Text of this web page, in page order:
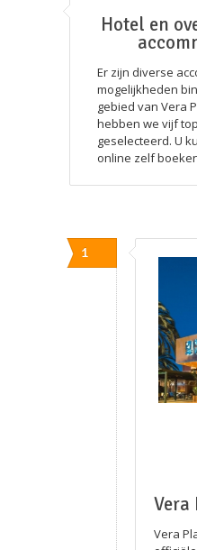
Hotel en
Er zijn diverse
mogelijkheden
gebied van Vera
hebben we vijf
geselecteerd. U
online zelf
1
Vera
Vera